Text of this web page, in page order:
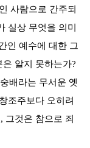
사람으로 간주되
실상 무엇을 의미
인 예수에 대한 그
은 알지 못하는가?
숭배라는 무서운 옛
조주보다 오히려
, 그것은 참으로 죄